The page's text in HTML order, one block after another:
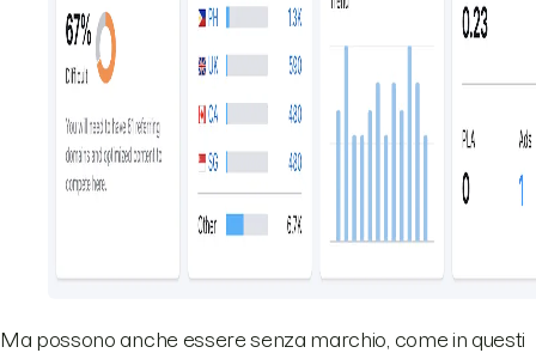
Ma possono anche essere senza marchio, come in questi